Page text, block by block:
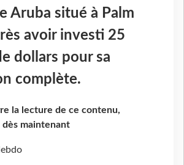
Aruba situé à Palm
avoir investi 25
dollars pour sa
complète.
la lecture de ce contenu,
dès maintenant